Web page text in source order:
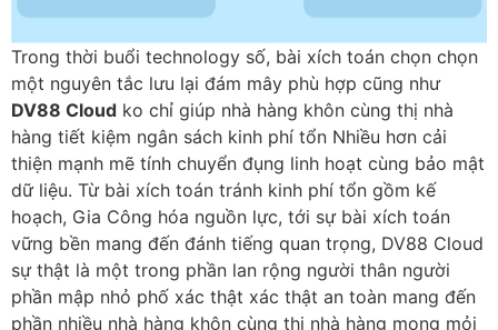
Trong thời buổi technology số, bài xích toán chọn chọn
một nguyên tắc lưu lại đám mây phù hợp cũng như
DV88 Cloud ko chỉ giúp nhà hàng khôn cùng thị nhà
hàng tiết kiệm ngân sách kinh phí tổn Nhiều hơn cải
thiện mạnh mẽ tính chuyển đụng linh hoạt cùng bảo mật
dữ liệu. Từ bài xích toán tránh kinh phí tổn gồm kế
hoạch, Gia Công hóa nguồn lực, tới sự bài xích toán
vững bền mang đến đánh tiếng quan trọng, DV88 Cloud
sự thật là một trong phần lan rộng người thân người
phần mập nhỏ phố xác thật xác thật an toàn mang đến
phần nhiều nhà hàng khôn cùng thị nhà hàng mong mỏi